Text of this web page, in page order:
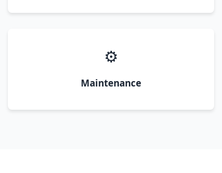
⚙️
Maintenance